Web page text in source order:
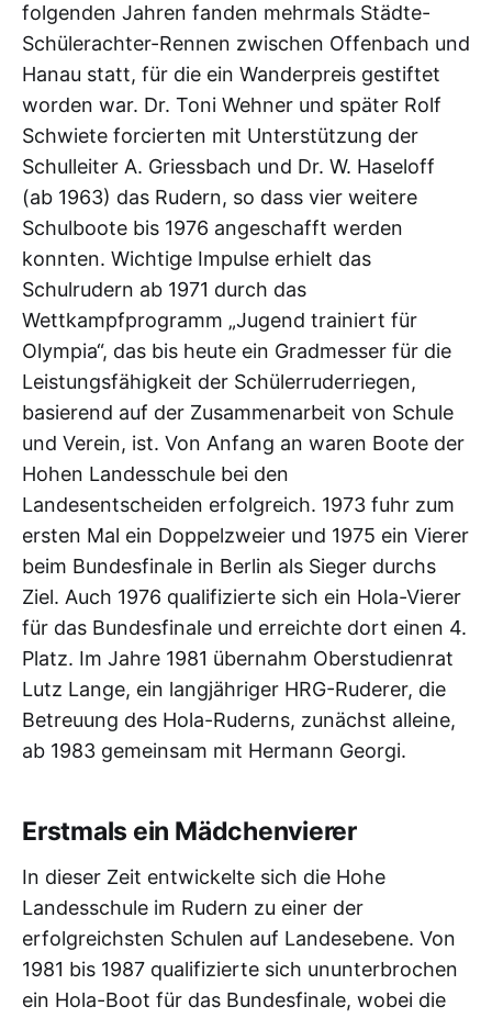
folgenden Jahren fanden mehrmals Städte-
Schülerachter-Rennen zwischen Offenbach und
Hanau statt, für die ein Wanderpreis gestiftet
worden war. Dr. Toni Wehner und später Rolf
Schwiete forcierten mit Unterstützung der
Schulleiter A. Griessbach und Dr. W. Haseloff
(ab 1963) das Rudern, so dass vier weitere
Schulboote bis 1976 angeschafft werden
konnten. ‌‌Wichtige Impulse erhielt das
Schulrudern ab 1971 durch das
Wettkampfprogramm „Jugend trainiert für
Olympia“, das bis heute ein Gradmesser für die
Leistungsfähigkeit der Schülerruderriegen,
basierend auf der Zusammenarbeit von Schule
und Verein, ist. Von Anfang an waren Boote der
Hohen Landesschule bei den
Landesentscheiden erfolgreich. 1973 fuhr zum
ersten Mal ein Doppelzweier und 1975 ein Vierer
beim Bundesfinale in Berlin als Sieger durchs
Ziel. Auch 1976 qualifizierte sich ein Hola-Vierer
für das Bundesfinale und erreichte dort einen 4.
Platz. Im Jahre 1981 übernahm Oberstudienrat
Lutz Lange, ein langjähriger HRG-Ruderer, die
Betreuung des Hola-Ruderns, zunächst alleine,
ab 1983 gemeinsam mit Hermann Georgi.
Erstmals ein Mädchenvierer
In dieser Zeit entwickelte sich die Hohe
Landesschule im Rudern zu einer der
erfolgreichsten Schulen auf Landesebene. Von
1981 bis 1987 qualifizierte sich ununterbrochen
ein Hola-Boot für das Bundesfinale, wobei die